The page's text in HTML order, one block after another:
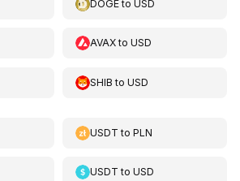
DOGEtoUSD
AVAXtoUSD
SHIB toUSD
USDT toPLN
USDT toUSD